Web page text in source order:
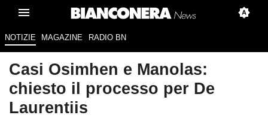
NOTIZIE MAGAZINE RADIO BN
Casi Osimhen e Manolas:
chiesto il processo per De
Laurentiis